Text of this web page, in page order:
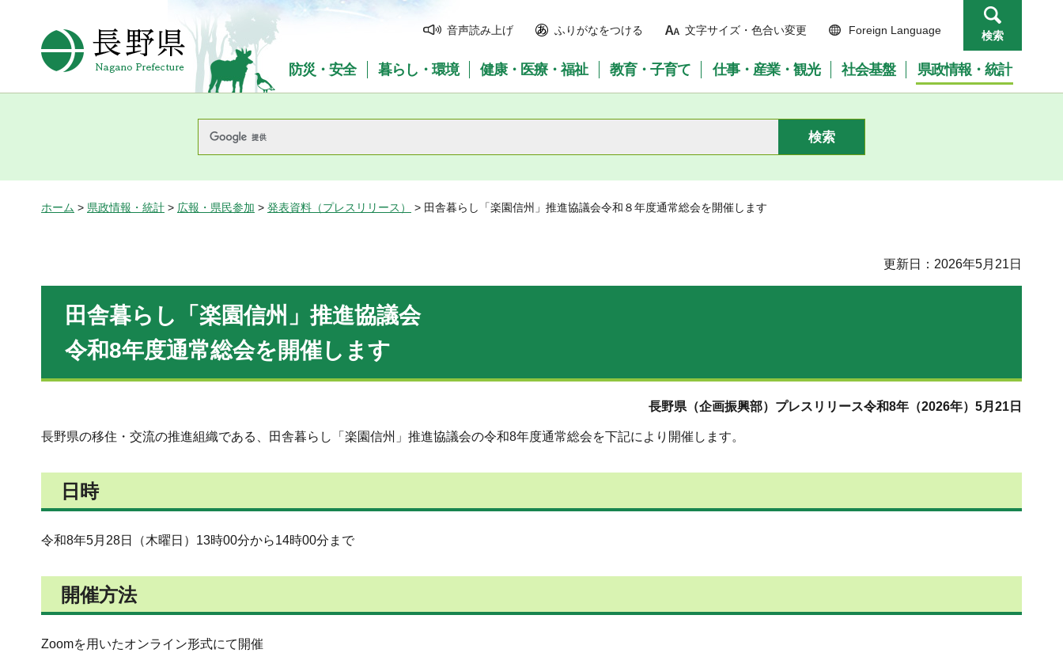
長野県Nagano Prefecture
音声読み上げ ふりがなをつける 文字サイズ・色合い変更 Foreign Language 検索
防災・安全 暮らし・環境 健康・医療・福祉 教育・子育て 仕事・産業・観光 社会基盤 県政情報・統計
ホーム > 県政情報・統計 > 広報・県民参加 > 発表資料（プレスリリース） > 田舎暮らし「楽園信州」推進協議会令和８年度通常総会を開催します
更新日：2026年5月21日
田舎暮らし「楽園信州」推進協議会
令和8年度通常総会を開催します
長野県（企画振興部）プレスリリース令和8年（2026年）5月21日
長野県の移住・交流の推進組織である、田舎暮らし「楽園信州」推進協議会の令和8年度通常総会を下記により開催します。
日時
令和8年5月28日（木曜日）13時00分から14時00分まで
開催方法
Zoomを用いたオンライン形式にて開催